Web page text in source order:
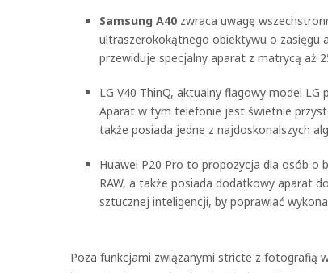
Samsung A40 zwraca uwagę
ultraszerokokątnego obiektywu o zasięgu
przewiduje specjalny aparat z matrycą aż
LG V40 ThinQ, aktualny flagowy model
Aparat w tym telefonie jest świetnie
także posiada jedne z najdoskonalszych
Huawei P20 Pro to propozycja dla osób o
RAW, a także posiada dodatkowy aparat
sztucznej inteligencji, by poprawiać
Poza funkcjami związanymi stricte z fotografią